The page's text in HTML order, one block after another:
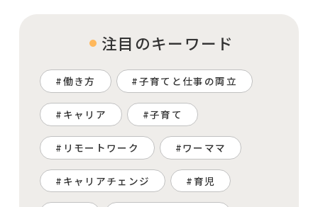
注目のキーワード
働き方 子育てと仕事の両立
キャリア 子育て
リモートワーク ワーママ
キャリアチェンジ 育児